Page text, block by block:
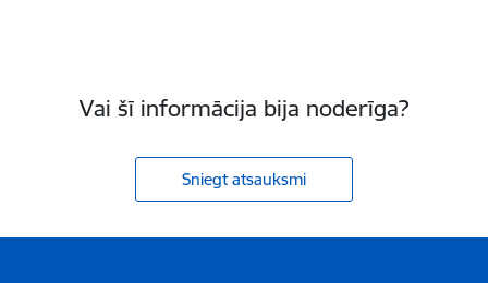
Vai šī informācija bija noderīga?
Sniegt atsauksmi